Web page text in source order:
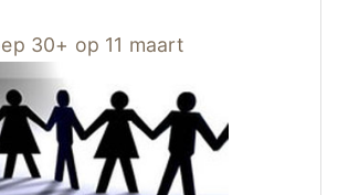
30+ op 11 maart